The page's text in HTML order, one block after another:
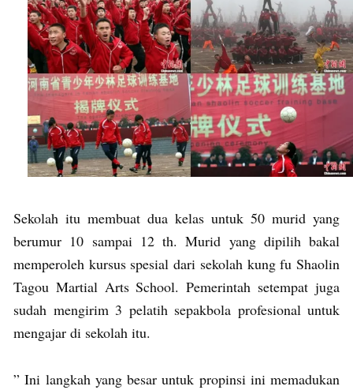
Sekolah itu membuat dua kelas untuk 50 murid yang
berumur 10 sampai 12 th. Murid yang dipilih bakal
memperoleh kursus spesial dari sekolah kung fu Shaolin
Tagou Martial Arts School. Pemerintah setempat juga
sudah mengirim 3 pelatih sepakbola profesional untuk
mengajar di sekolah itu.
” Ini langkah yang besar untuk propinsi ini memadukan